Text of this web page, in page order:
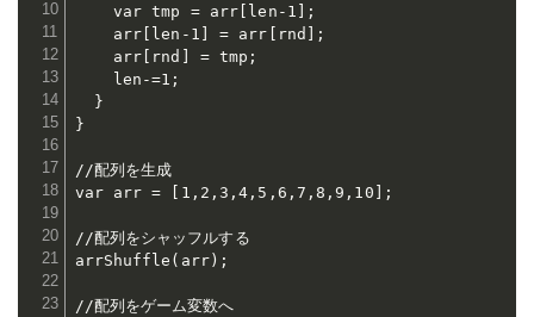
    var tmp = arr[len-1];
    arr[len-1] = arr[rnd];
    arr[rnd] = tmp;
    len-=1;
  }
}
//配列を生成
var arr = [1,2,3,4,5,6,7,8,9,10];
//配列をシャッフルする
arrShuffle(arr);
//配列をゲーム変数へ